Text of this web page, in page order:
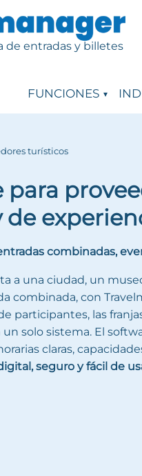
de entradas y billetes
FUNCIONES
turísticos
para
combinadas,
a una ciudad, un
combinada, con
participantes, las
solo sistema. El
claras,
seguro y fácil de